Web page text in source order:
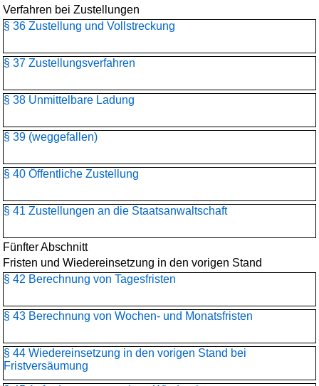
Verfahren bei Zustellungen
§ 36 Zustellung und Vollstreckung
§ 37 Zustellungsverfahren
§ 38 Unmittelbare Ladung
§ 39 (weggefallen)
§ 40 Öffentliche Zustellung
§ 41 Zustellungen an die Staatsanwaltschaft
Fünfter Abschnitt
Fristen und Wiedereinsetzung in den vorigen Stand
§ 42 Berechnung von Tagesfristen
§ 43 Berechnung von Wochen- und Monatsfristen
§ 44 Wiedereinsetzung in den vorigen Stand bei
Fristversäumung